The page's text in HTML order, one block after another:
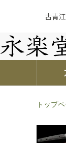
古青
トップ